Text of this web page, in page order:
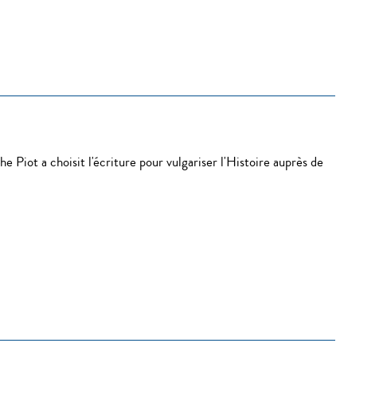
Piot a choisit l'écriture pour vulgariser l'Histoire auprès de